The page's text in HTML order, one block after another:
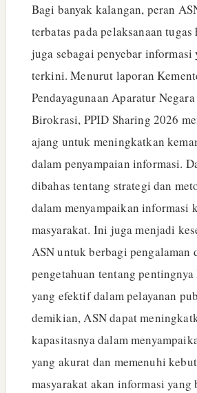
Bagi banyak kalangan, peran
terbatas pada pelaksanaan
juga sebagai penyebar informasi
terkini. Menurut laporan
Pendayagunaan Aparatur
Birokrasi, PPID Sharing 2026
ajang untuk meningkatkan
dalam penyampaian informasi.
dibahas tentang strategi dan
dalam menyampaikan informasi
masyarakat. Ini juga menjadi
ASN untuk berbagi pengalaman
pengetahuan tentang
yang efektif dalam pelayanan
demikian, ASN dapat
kapasitasnya dalam
yang akurat dan memenuhi
masyarakat akan informasi yang